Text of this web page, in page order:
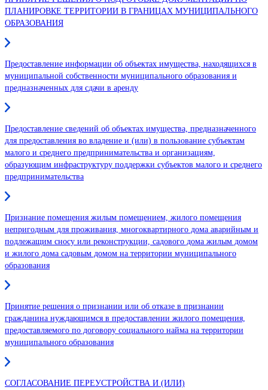
ПЛАНИРОВКЕ ТЕРРИТОРИИ В ГРАНИЦАХ МУНИЦИПАЛЬНОГО
ОБРАЗОВАНИЯ
Предоставление информации об объектах имущества, находящихся в
муниципальной собственности муниципального образования и
предназначенных для сдачи в аренду
Предоставление сведений об объектах имущества, предназначенного
для предоставления во владение и (или) в пользование субъектам
малого и среднего предпринимательства и организациям,
образующим инфраструктуру поддержки субъектов малого и среднего
предпринимательства
Признание помещения жилым помещением, жилого помещения
непригодным для проживания, многоквартирного дома аварийным и
подлежащим сносу или реконструкции, садового дома жилым домом
и жилого дома садовым домом на территории муниципального
образования
Принятие решения о признании или об отказе в признании
гражданина нуждающимся в предоставлении жилого помещения,
предоставляемого по договору социального найма на территории
муниципального образования
СОГЛАСОВАНИЕ ПЕРЕУСТРОЙСТВА И (ИЛИ)